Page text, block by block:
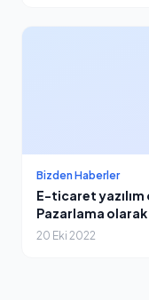
Bizden Haberler
E-ticaret yazılım
Pazarlama olarak
20 Eki 2022